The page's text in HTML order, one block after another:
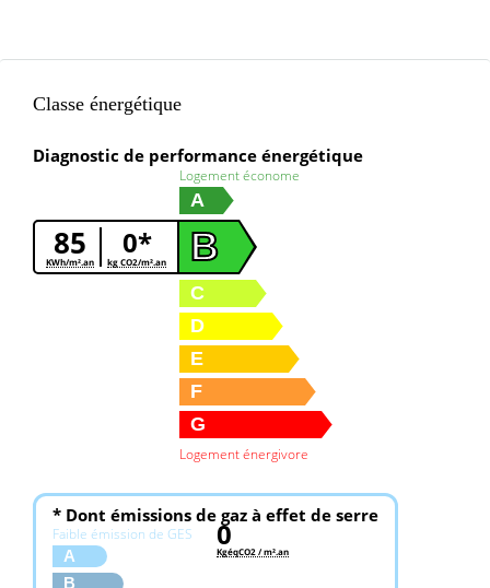
Classe énergétique
Diagnostic de performance énergétique
85
KWh/m².an
0*
kg CO2/m².an
Logement économe
A
B
C
D
E
F
G
Logement énergivore
* Dont émissions de gaz à effet de serre
Faible émission de GES
A
B
0
KgéqCO2 / m².an